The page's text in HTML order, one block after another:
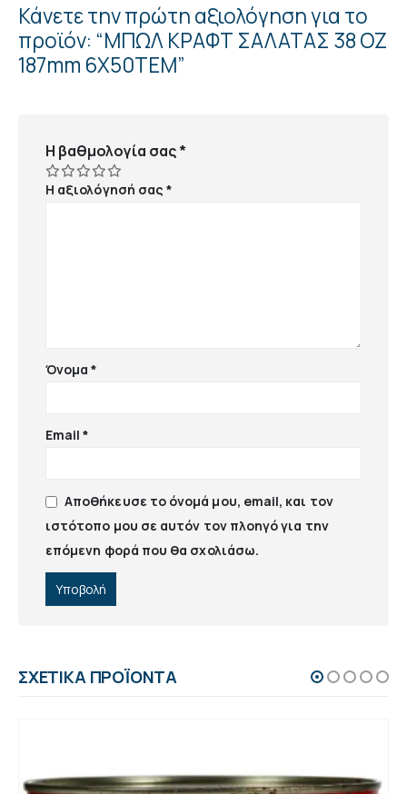
Κάνετε την πρώτη αξιολόγηση για το
προϊόν: “ΜΠΩΛ ΚΡΑΦΤ ΣΑΛΑΤΑΣ 38 ΟΖ
187mm 6Χ50ΤΕΜ”
Η βαθμολογία σας*
Η αξιολόγησή σας*
Όνομα*
Email*
Αποθήκευσε το όνομά μου, email, και τον
ιστότοπο μου σε αυτόν τον πλοηγό για την
επόμενη φορά που θα σχολιάσω.
ΣΧΕΤΙΚΆ ΠΡΟΪΌΝΤΑ